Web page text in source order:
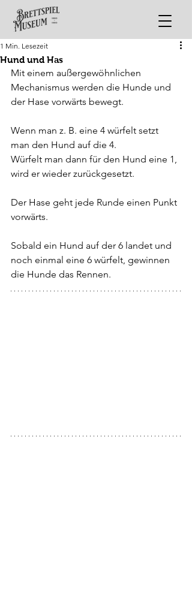
Hund und Has
1 Min. Lesezeit
Mit einem außergewöhnlichen
Mechanismus werden die Hunde und
der Hase vorwärts bewegt.
Wenn man z. B. eine 4 würfelt setzt
man den Hund auf die 4.
Würfelt man dann für den Hund eine 1,
wird er wieder zurückgesetzt.
Der Hase geht jede Runde einen Punkt
vorwärts.
Sobald ein Hund auf der 6 landet und
noch einmal eine 6 würfelt, gewinnen
die Hunde das Rennen.